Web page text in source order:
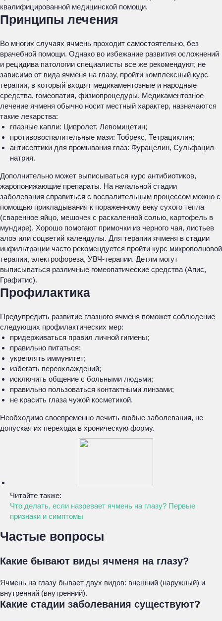
квалифицированной медицинской помощи.
Принципы лечения
Во многих случаях ячмень проходит самостоятельно, без
врачебной помощи. Однако во избежание развития осложнений
и рецидива патологии специалисты все же рекомендуют, не
зависимо от вида ячменя на глазу, пройти комплексный курс
терапии, в который входят медикаментозные и народные
средства, гомеопатия, физиопроцедуры. Медикаментозное
лечение ячменя обычно носит местный характер, назначаются
такие лекарства:
глазные капли: Ципролет, Левомицетин;
противовоспалительные мази: Тобрекс, Тетрациклин;
антисептики для промывания глаз: Фурацелин, Сульфацил-
натрия.
Дополнительно может выписываться курс антибиотиков,
жаропонижающие препараты. На начальной стадии
заболевания справиться с воспалительным процессом можно с
помощью прикладывания к пораженному веку сухого тепла
(сваренное яйцо, мешочек с раскаленной солью, картофель в
мундире). Хорошо помогают примочки из черного чая, листьев
алоэ или соцветий календулы. Для терапии ячменя в стадии
инфильтрации часто рекомендуется пройти курс микроволновой
терапии, электрофореза, УВЧ-терапии. Детям могут
выписываться различные гомеопатические средства (Апис,
Графитис).
Профилактика
Предупредить развитие глазного ячменя поможет соблюдение
следующих профилактических мер:
придерживаться правил личной гигиены;
правильно питаться;
укреплять иммунитет;
избегать переохлаждений;
исключить общение с больными людьми;
правильно пользоваться контактными линзами;
не красить глаза чужой косметикой.
Необходимо своевременно лечить любые заболевания, не
допуская их перехода в хроническую форму.
Читайте также:
Что делать, если назревает ячмень на глазу? Первые
признаки и симптомы
Частые вопросы
Какие бывают виды ячменя на глазу?
Ячмень на глазу бывает двух видов: внешний (наружный) и
внутренний (внутренний).
Какие стадии заболевания существуют?